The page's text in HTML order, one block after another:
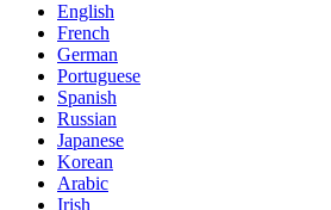
English
French
German
Portuguese
Spanish
Russian
Japanese
Korean
Arabic
Irish